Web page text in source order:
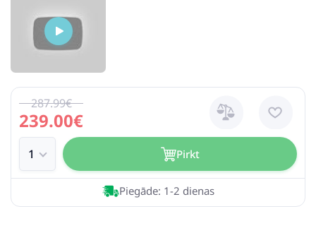
239.00€
287.99€
Pirkt
Piegāde: 1-2 dienas